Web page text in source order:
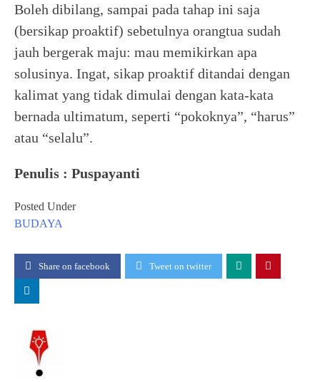
Boleh dibilang, sampai pada tahap ini saja
(bersikap proaktif) sebetulnya orangtua sudah
jauh bergerak maju: mau memikirkan apa
solusinya. Ingat, sikap proaktif ditandai dengan
kalimat yang tidak dimulai dengan kata-kata
bernada ultimatum, seperti “pokoknya”, “harus”
atau “selalu”.
Penulis : Puspayanti
Posted Under
BUDAYA
Share on facebook Tweet on twitter